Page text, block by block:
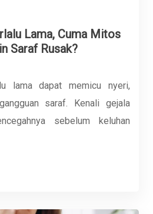
Lama, Cuma Mitos
Saraf Rusak?
lama dapat memicu nyeri,
saraf. Kenali gejala
sebelum keluhan